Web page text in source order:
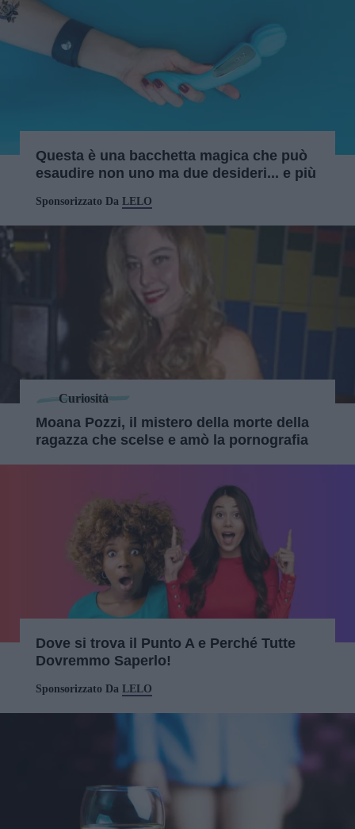
Questa è una bacchetta magica che può
esaudire non uno ma due desideri... e più
Sponsorizzato Da LELO
Curiosità
Moana Pozzi, il mistero della morte della
ragazza che scelse e amò la pornografia
Dove si trova il Punto A e Perché Tutte
Dovremmo Saperlo!
Sponsorizzato Da LELO